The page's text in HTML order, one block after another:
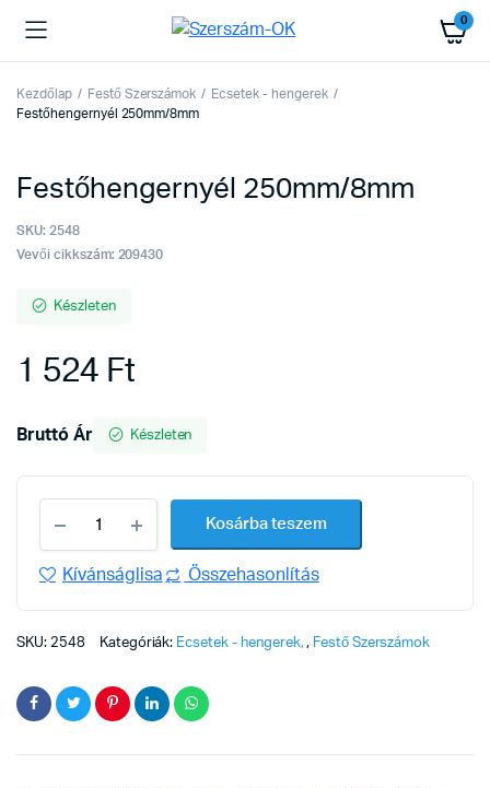
0
Kezdőlap Festő Szerszámok
Ecsetek - hengerek
Festőhengernyél 250mm/8mm
Festőhengernyél 250mm/8mm
SKU: 2548
Vevői cikkszám: 209430
Készleten
1 524 Ft
Bruttó Ár Készleten
quantity
Kosárba teszem
Kívánságlisa Összehasonlítás
SKU: 2548 Kategóriák: Ecsetek - hengerek , Festő Szerszámok